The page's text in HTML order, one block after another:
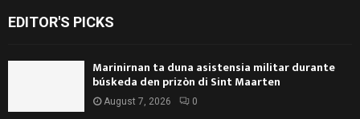
EDITOR'S PICKS
Marinirnan ta duna asistensia militar durante
búskeda den prizòn di Sint Maarten
August 7, 2026 0